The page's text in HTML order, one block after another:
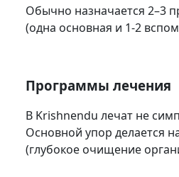
Обычно назначается 2–3
(одна основная и 1-2
Программы лечения
В Krishnendu лечат не
Основной упор делается
(глубокое очищение